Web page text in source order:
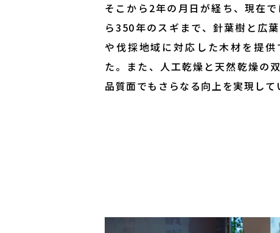
そこから2年の月日が経ち、現在
ら350年のスギまで、針葉樹と広
や伐採地域に対応した木材を提
た。また、人工乾燥と天然乾燥の
品質面でもさらなる向上を実現して